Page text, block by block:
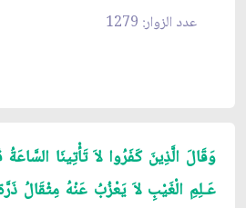
عدد الزوار: 1279
وَقَالَ الَّذِينَ كَفَرُوا لاَ تَأْتِينَا
عَـلِمِ الْغَيْبِ لاَ يَعْزُبُ عَنْهُ مِثْقَالُ